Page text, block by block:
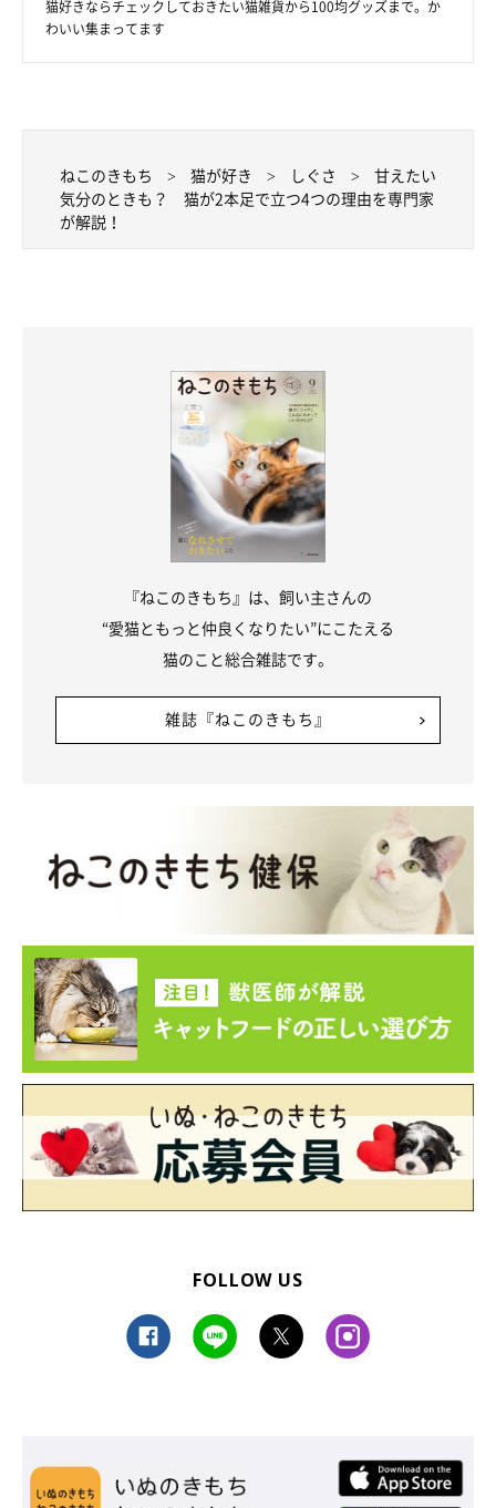
猫好きならチェックしておきたい猫雑貨から100均グッズまで。か
わいい集まってます
ねこのきもち 猫が好き しぐさ
甘えたい
気分のときも？ 猫が2本足で立つ4つの理由を専門家
が解説！
『ねこのきもち』は、飼い主さんの
“愛猫ともっと仲良くなりたい”にこたえる
猫のこと総合雑誌です。
雑誌『ねこのきもち』
FOLLOW US